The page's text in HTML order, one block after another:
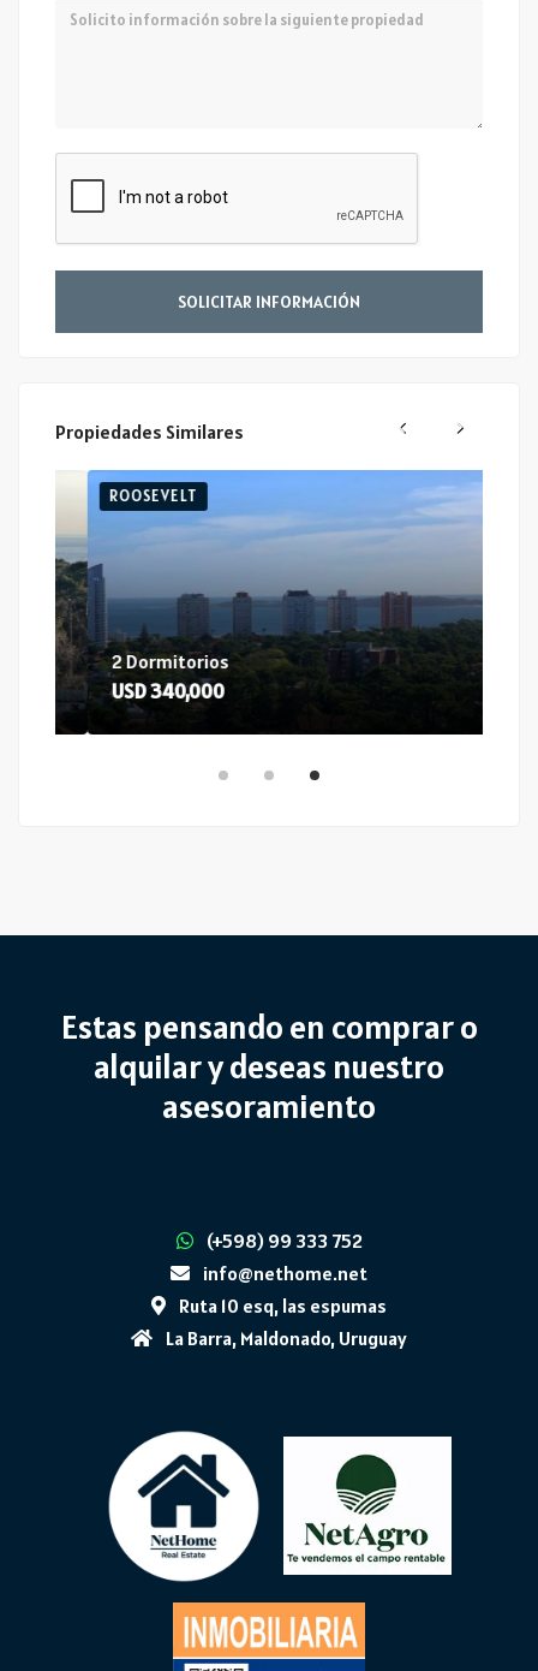
Mensaje
SOLICITAR INFORMACIÓN
Propiedades Similares
ROOSEVELT
2 Dormitorios
USD 340,000
Estas pensando en comprar o
alquilar y deseas nuestro
asesoramiento
(+598) 99 333 752
info@nethome.net
Ruta 10 esq, las espumas
La Barra, Maldonado, Uruguay